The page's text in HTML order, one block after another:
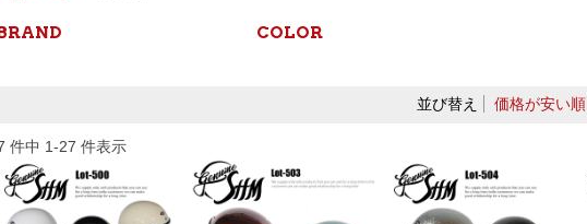
COLOR
並び替え 価格が安い順
件中 1-27 件表示